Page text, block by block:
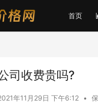
首页
司收费贵吗?
年11月29日 下午6:12 •